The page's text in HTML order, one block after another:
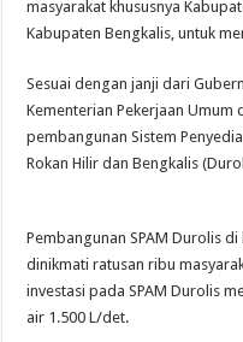
masyarakat khususnya
Kabupaten Bengkalis, untuk
Sesuai dengan janji dari
Kementerian Pekerjaan Umum
pembangunan Sistem
Rokan Hilir dan Bengkalis
Pembangunan SPAM Durolis
dinikmati ratusan ribu
investasi pada SPAM Durolis
air 1.500 L/det.